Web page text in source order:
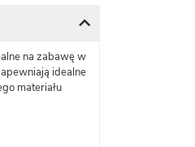
na zabawę w
idealne
materiału